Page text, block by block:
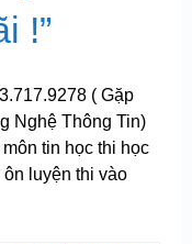
!”
( Gặp
Nghệ Thông Tin)
tin học thi học
luyện thi vào